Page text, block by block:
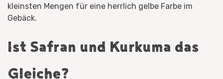
kleinsten Mengen für eine herrlich gelbe Farbe im
Gebäck.
Ist Safran und Kurkuma das
Gleiche?